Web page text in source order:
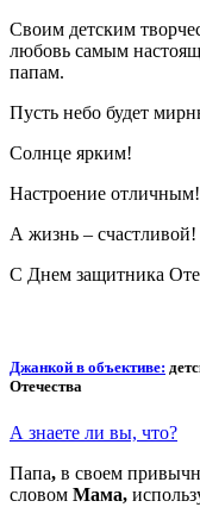
Своим детским
любовь самым
папам.
Пусть небо будет
Солнце ярким!
Настроение отличным!
А жизнь – счастливой!
С Днем защитника
Джанкой в объективе:
Отечества
А знаете ли вы, что?
Папа, в своем
словом Мама,